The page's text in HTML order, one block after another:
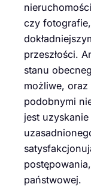
czy
przeszłości.
stanu
możliwe,
podobnymi
jest
państwowej.